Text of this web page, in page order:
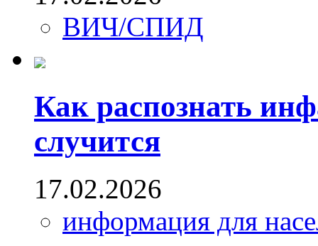
ВИЧ/СПИД
Как распознать
случится
17.02.2026
информация для